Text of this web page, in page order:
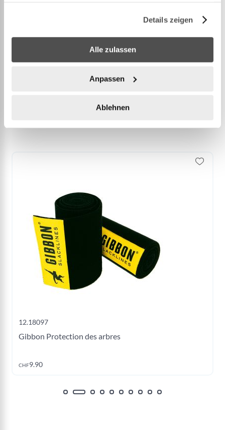
Details zeigen
Alle zulassen
Anpassen
Ablehnen
PLUS D’INFORMATION
12.18097
Gibbon Protection des arbres
CHF9.90